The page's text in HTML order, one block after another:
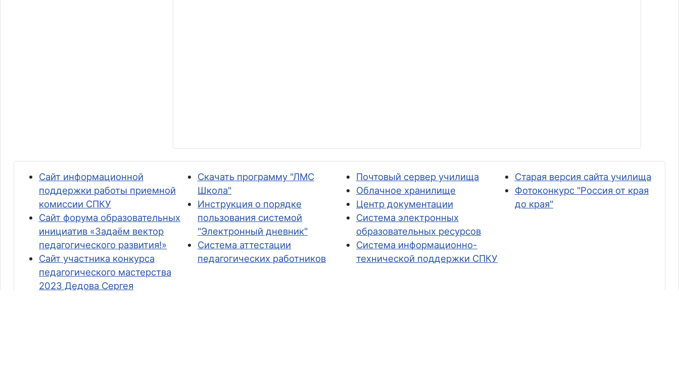
Сайт информационной
поддержки работы приемной
комиссии СПКУ
Сайт форума образовательных
инициатив «Задаём вектор
педагогического развития!»
Сайт участника конкурса
педагогического мастерства
2023 Дедова Сергея
Скачать программу "ЛМС
Школа"
Инструкция о порядке
пользования системой
"Электронный дневник"
Система аттестации
педагогических работников
Почтовый сервер училища
Облачное хранилище
Центр документации
Система электронных
образовательных ресурсов
Система информационно-
технической поддержки СПКУ
Старая версия сайта училища
Фотоконкурс "Россия от края
до края"